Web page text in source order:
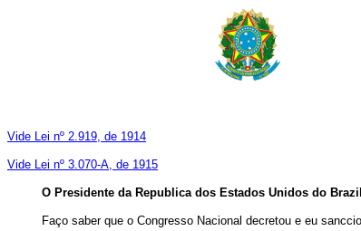
Vide Lei nº 2.919, de 1914
Vide Lei nº 3.070-A, de 1915
O Presidente da Republica dos Estados Unidos do Brazil
Faço saber que o Congresso Nacional decretou e eu